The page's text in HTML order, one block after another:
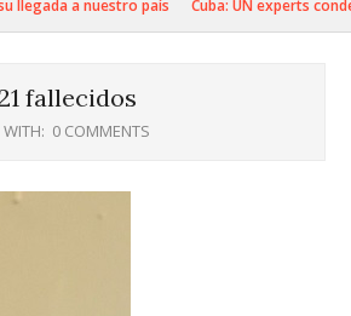
a nuestro país Cuba: UN experts
fallecidos
WITH: 0 COMMENTS